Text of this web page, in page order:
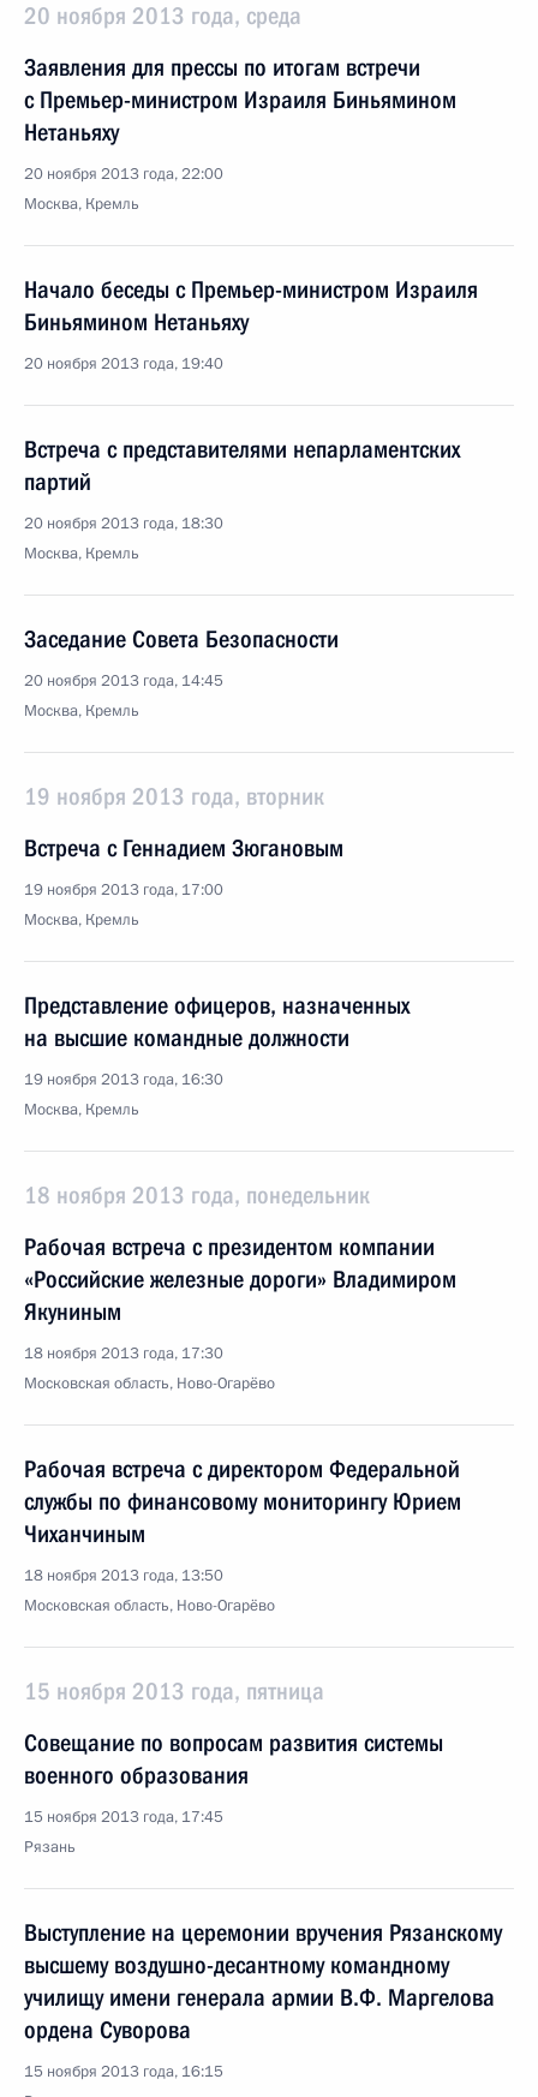
20 ноября 2013 года, среда
Заявления для прессы по итогам встречи
с Премьер-министром Израиля Биньямином
Нетаньяху
20 ноября 2013 года, 22:00
Москва, Кремль
Начало беседы с Премьер-министром Израиля
Биньямином Нетаньяху
20 ноября 2013 года, 19:40
Встреча с представителями непарламентских
партий
20 ноября 2013 года, 18:30
Москва, Кремль
Заседание Совета Безопасности
20 ноября 2013 года, 14:45
Москва, Кремль
19 ноября 2013 года, вторник
Встреча с Геннадием Зюгановым
19 ноября 2013 года, 17:00
Москва, Кремль
Представление офицеров, назначенных
на высшие командные должности
19 ноября 2013 года, 16:30
Москва, Кремль
18 ноября 2013 года, понедельник
Рабочая встреча с президентом компании
«Российские железные дороги» Владимиром
Якуниным
18 ноября 2013 года, 17:30
Московская область, Ново-Огарёво
Рабочая встреча с директором Федеральной
службы по финансовому мониторингу Юрием
Чиханчиным
18 ноября 2013 года, 13:50
Московская область, Ново-Огарёво
15 ноября 2013 года, пятница
Совещание по вопросам развития системы
военного образования
15 ноября 2013 года, 17:45
Рязань
Выступление на церемонии вручения Рязанскому
высшему воздушно-десантному командному
училищу имени генерала армии В.Ф. Маргелова
ордена Суворова
15 ноября 2013 года, 16:15